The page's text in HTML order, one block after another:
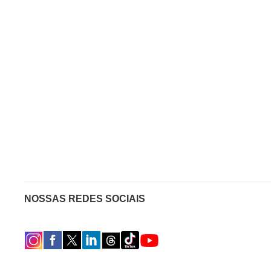
NOSSAS REDES SOCIAIS